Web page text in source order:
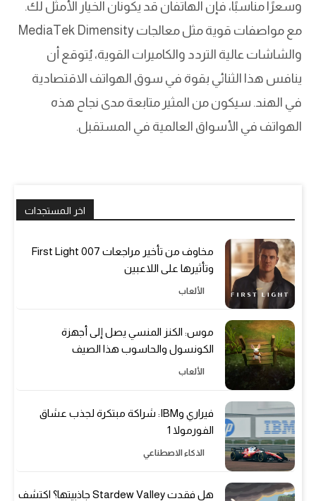
وسعرًا مناسبًا، فإن الهاتفان قد يكونان الخيار الأمثل لك.
مع مواصفات قوية مثل معالجات MediaTek Dimensity
والشاشات عالية التردد والكاميرات القوية، يُتوقع أن
ينافس هذا الثنائي بقوة في سوق الهواتف الاقتصادية
في الهند. سيكون من المثير متابعة مدى نجاح هذه
الهواتف في الأسواق العالمية في المستقبل.
اخر المستجدات
مخاوف من تأخير مراجعات 007 First Light
وتأثيرها على اللاعبين
الألعاب
موس: الكنز المنسي يصل إلى أجهزة
الكونسول والحاسوب هذا الصيف
الألعاب
فيراري وIBM: شراكة مبتكرة لجذب عشاق
الفورمولا 1
الذكاء الاصطناعي
هل فقدت Stardew Valley جاذبيتها؟ اكتشف